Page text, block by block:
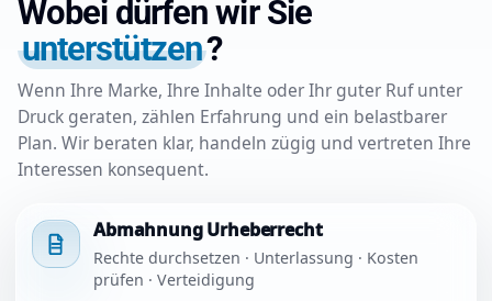
Wobei dürfen wir Sie
unterstützen?
Wenn Ihre Marke, Ihre Inhalte oder Ihr guter Ruf unter
Druck geraten, zählen Erfahrung und ein belastbarer
Plan. Wir beraten klar, handeln zügig und vertreten Ihre
Interessen konsequent.
Abmahnung Urheberrecht
Rechte durchsetzen · Unterlassung · Kosten
prüfen · Verteidigung